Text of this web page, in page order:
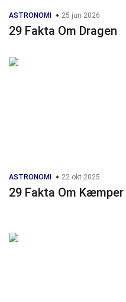
ASTRONOMI 25 jun 2026
29 Fakta Om Dragen
ASTRONOMI 22 okt 2025
29 Fakta Om Kæmper